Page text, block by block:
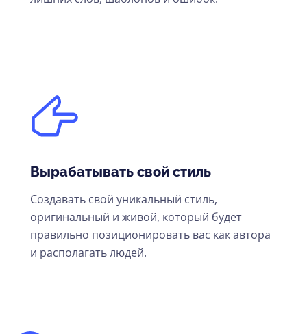
Вырабатывать свой стиль
Создавать свой уникальный стиль,
оригинальный и живой, который будет
правильно позиционировать вас как автора
и располагать людей.